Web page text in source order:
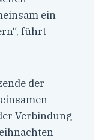
ein
führt
der
Verbindung